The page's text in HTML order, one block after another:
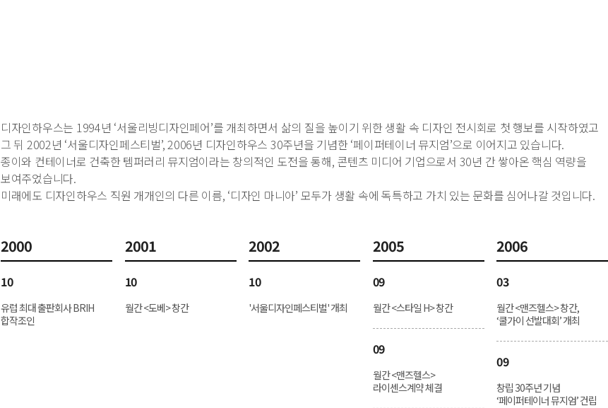
디자인하우스는 1994년 ‘서울리빙디자인페어’를 개최하면서 삶의 질을 높이기 위한 생활 속 디자인 전시회로 첫 행보를 시작하였고
그 뒤 2002년 ‘서울디자인페스티벌’, 2006년 디자인하우스 30주년을 기념한 ‘페이퍼테이너 뮤지엄’으로 이어지고 있습니다.
종이와 컨테이너로 건축한 템퍼러리 뮤지엄이라는 창의적인 도전을 통해, 콘텐츠 미디어 기업으로서 30년 간 쌓아온 핵심 역량을
보여주었습니다.
미래에도 디자인하우스 직원 개개인의 다른 이름, ‘디자인 마니아’ 모두가 생활 속에 독특하고 가치 있는 문화를 심어나갈 것입니다.
2000
10
유럽 최대 출판회사 BRIH
합작조인
2001
10
월간 <도베> 창간
2002
10
'서울디자인페스티벌' 개최
2005
09
월간 <스타일 H> 창간
09
월간 <맨즈헬스>
라이센스계약 체결
2006
03
월간 <맨즈헬스> 창간,
‘쿨가이 선발대회’ 개최
09
창립 30주년 기념
‘페이퍼테이너 뮤지엄’ 건립